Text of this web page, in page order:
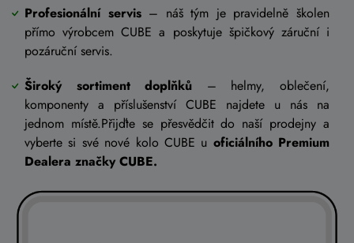
Profesionální servis– náš tým je pravidelně školen
přímo výrobcem CUBE a poskytuje špičkový záruční i
pozáruční servis.
Široký sortiment doplňků – helmy, oblečení,
komponenty a příslušenství CUBE najdete u nás na
jednom místě.Přijďte se přesvědčit do naší prodejny a
vyberte si své nové kolo CUBE u oficiálního Premium
Dealera značky CUBE.